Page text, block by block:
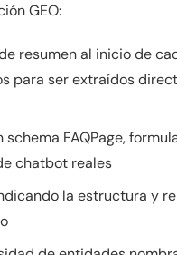
GEO:
resumen al inicio de
para ser extraídos
schema FAQPage,
chatbot reales
la estructura y